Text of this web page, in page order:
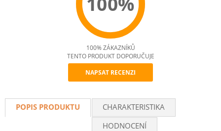
Recommend
100% ZÁKAZNÍKŮ
TENTO PRODUKT DOPORUČUJE
NAPSAT RECENZI
POPIS PRODUKTU
CHARAKTERISTIKA
HODNOCENÍ